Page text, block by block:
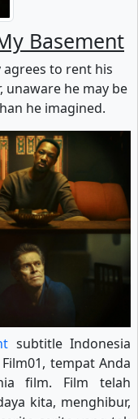
Basement
agrees to rent his
unaware he may be
he imagined.
subtitle Indonesia
tempat Anda
film. Film telah
kita, menghibur,